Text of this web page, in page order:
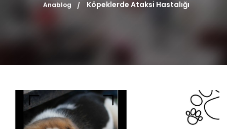
Anablog Köpeklerde Ataksi Hastalığı